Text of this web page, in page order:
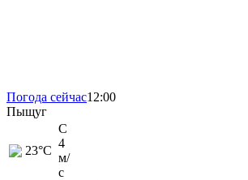
Погода сейчас12:00
Пыщуг
23°C
С
4
м/
с